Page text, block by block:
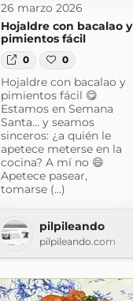
26 marzo 2026
Hojaldre con bacalao y
pimientos fácil
0 0
Hojaldre con bacalao y
pimientos fácil 😋
Estamos en Semana
Santa… y seamos
sinceros: ¿a quién le
apetece meterse en la
cocina? A mí no 😄
Apetece pasear,
tomarse (...)
pilpileando
pilpileando.com